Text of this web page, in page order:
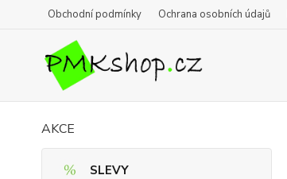
Obchodní podmínky Ochrana osobních údajů
AKCE
SLEVY